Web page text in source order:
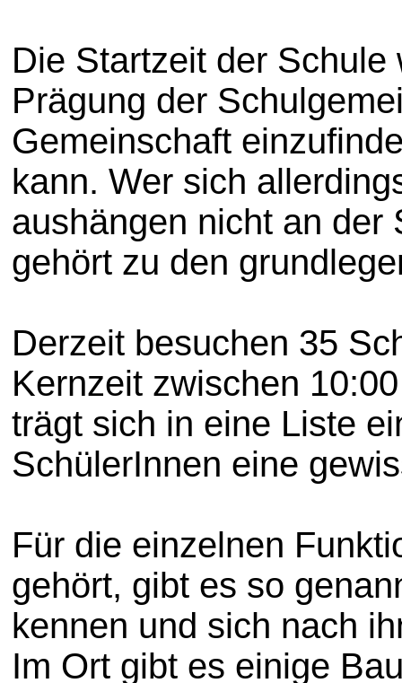
Die Startzeit der
Prägung der
Gemeinschaft
kann. Wer sich
aushängen nicht an der
gehört zu den
Derzeit besuchen 35
Kernzeit zwischen
trägt sich in eine Liste
SchülerInnen eine
Für die einzelnen
gehört, gibt es so
kennen und sich nach
Im Ort gibt es einige